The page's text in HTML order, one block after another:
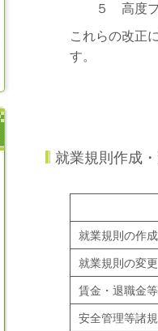
５ 高度プロ
これらの改正
す。
就業規則作成
就業規則の作成
就業規則の変更
賃金・退職金
安全管理等諸